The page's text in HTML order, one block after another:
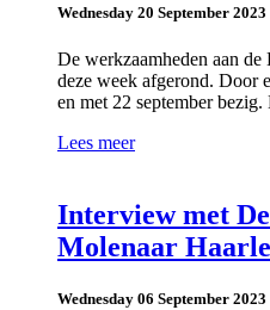
Wednesday 20 September 2023
De werkzaamheden aan
deze week afgerond. Door
en met 22 september
Lees meer
Interview met
Molenaar
Wednesday 06 September 2023